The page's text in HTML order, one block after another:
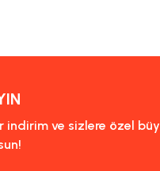
indirim ve sizlere özel